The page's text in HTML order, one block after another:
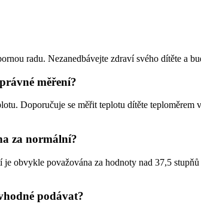
radu. Nezanedbávejte zdraví svého dítěte a
měření?
Doporučuje se měřit teplotu dítěte
za normální?
obvykle považována za hodnoty nad 37,5
podávat?